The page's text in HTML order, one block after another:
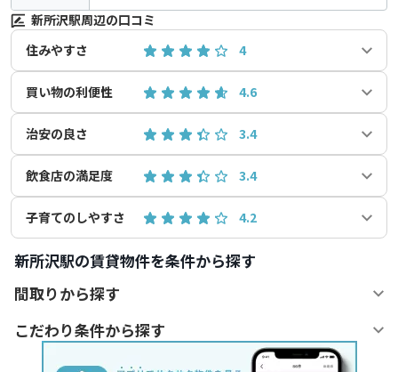
新所沢駅周辺の口コミ
住みやすさ
4
買い物の利便性 4.6
治安の良さ 3.4
飲食店の満足度 3.4
子育てのしやすさ 4.2
新所沢駅の賃貸物件を条件から探す
間取りから探す
こだわり条件から探す